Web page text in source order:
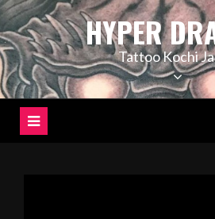
コ
ン
テ
ン
ツ
HYPER
Tattoo Kochi